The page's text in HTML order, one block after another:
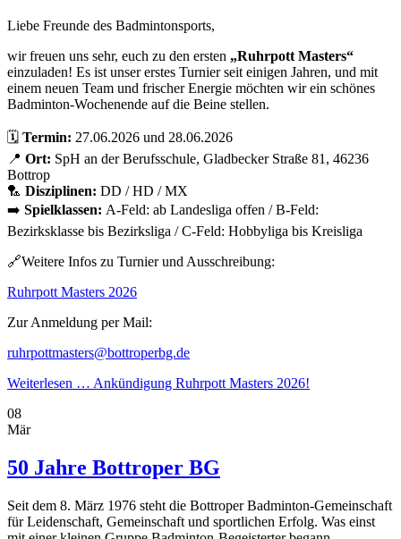
Liebe Freunde des Badmintonsports,
wir freuen uns sehr, euch zu den ersten „Ruhrpott Masters“
einzuladen! Es ist unser erstes Turnier seit einigen Jahren, und mit
einem neuen Team und frischer Energie möchten wir ein schönes
Badminton-Wochenende auf die Beine stellen.
🗓️ Termin: 27.06.2026 und 28.06.2026
📍 Ort: SpH an der Berufsschule, Gladbecker Straße 81, 46236
Bottrop
🏸 Disziplinen: DD / HD / MX
➡️ Spielklassen: A-Feld: ab Landesliga offen / B-Feld:
Bezirksklasse bis Bezirksliga /C-Feld: Hobbyliga bis Kreisliga
🔗Weitere Infos zu Turnier und Ausschreibung:
Ruhrpott Masters 2026
Zur Anmeldung per Mail:
ruhrpottmasters@bottroperbg.de
Weiterlesen … Ankündigung Ruhrpott Masters 2026!
08
Mär
50 Jahre Bottroper BG
Seit dem 8. März 1976 steht die Bottroper Badminton-Gemeinschaft
für Leidenschaft, Gemeinschaft und sportlichen Erfolg. Was einst